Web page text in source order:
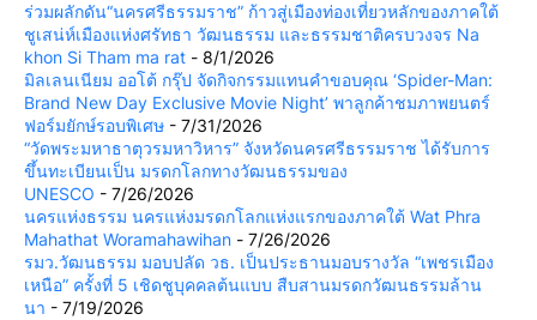
ร่วมผลักดัน“นครศรีธรรมราช” ก้าวสู่เมืองท่องเที่ยวหลักของภาคใต้
ชูเสน่ห์เมืองแห่งศรัทธา วัฒนธรรม และธรรมชาติครบวงจร Na
khon Si Tham ma rat - 8/1/2026
มิลเลนเนียม ออโต้ กรุ๊ป จัดกิจกรรมแทนคำขอบคุณ ‘Spider-Man:
Brand New Day Exclusive Movie Night’ พาลูกค้าชมภาพยนตร์
ฟอร์มยักษ์รอบพิเศษ - 7/31/2026
“วัดพระมหาธาตุวรมหาวิหาร” จังหวัดนครศรีธรรมราช ได้รับการ
ขึ้นทะเบียนเป็น มรดกโลกทางวัฒนธรรมของ
UNESCO - 7/26/2026
นครแห่งธรรม นครแห่งมรดกโลกแห่งแรกของภาคใต้ Wat Phra
Mahathat Woramahawihan - 7/26/2026
รมว.วัฒนธรรม มอบปลัด วธ. เป็นประธานมอบรางวัล “เพชรเมือง
เหนือ” ครั้งที่ 5 เชิดชูบุคคลต้นแบบ สืบสานมรดกวัฒนธรรมล้าน
นา - 7/19/2026